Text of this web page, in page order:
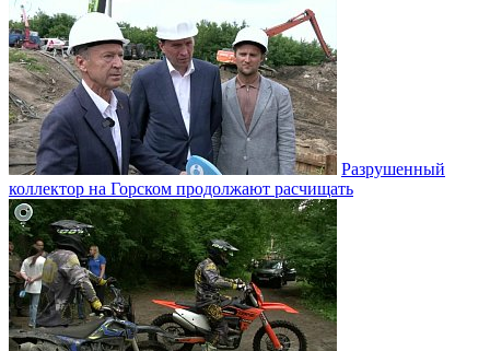
Разрушенный
коллектор на Горском продолжают расчищать